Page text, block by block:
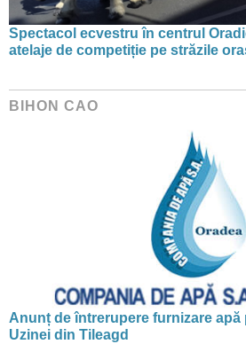
Spectacol ecvestru în centrul
atelaje de competiție pe străzile
BIHON CAO
Anunț de întrerupere furnizare apă
Uzinei din Tileagd